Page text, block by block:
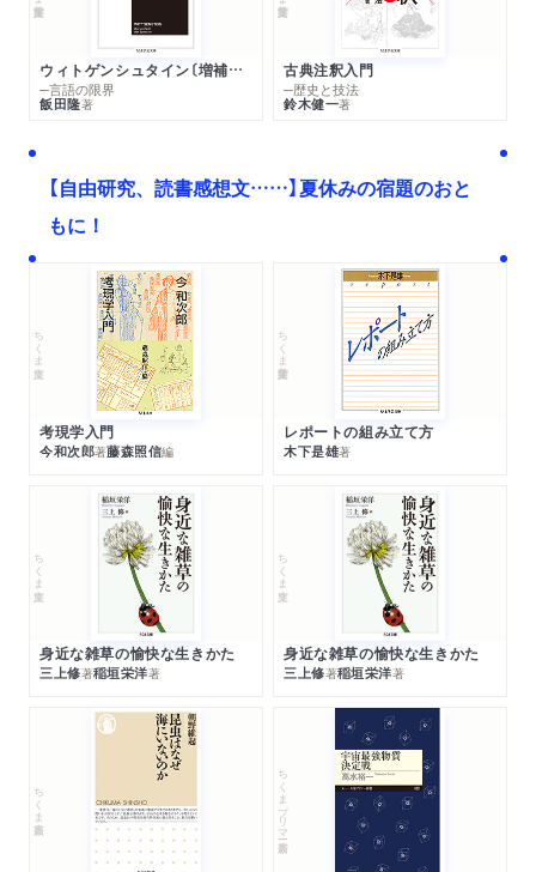
ウィトゲンシュタイン〔増補新版〕
─言語の限界
飯田隆著
古典注釈入門
─歴史と技法
鈴木健一著
【自由研究、読書感想文……】夏休みの宿題のおと
もに！
ちくま文庫
考現学入門
今和次郎著藤森照信編
ちくま学芸文庫
レポートの組み立て方
木下是雄著
ちくま文庫
身近な雑草の愉快な生きかた
三上修著稲垣栄洋著
ちくま文庫
身近な雑草の愉快な生きかた
三上修著稲垣栄洋著
ちくま新書 ちくまプリマー新書